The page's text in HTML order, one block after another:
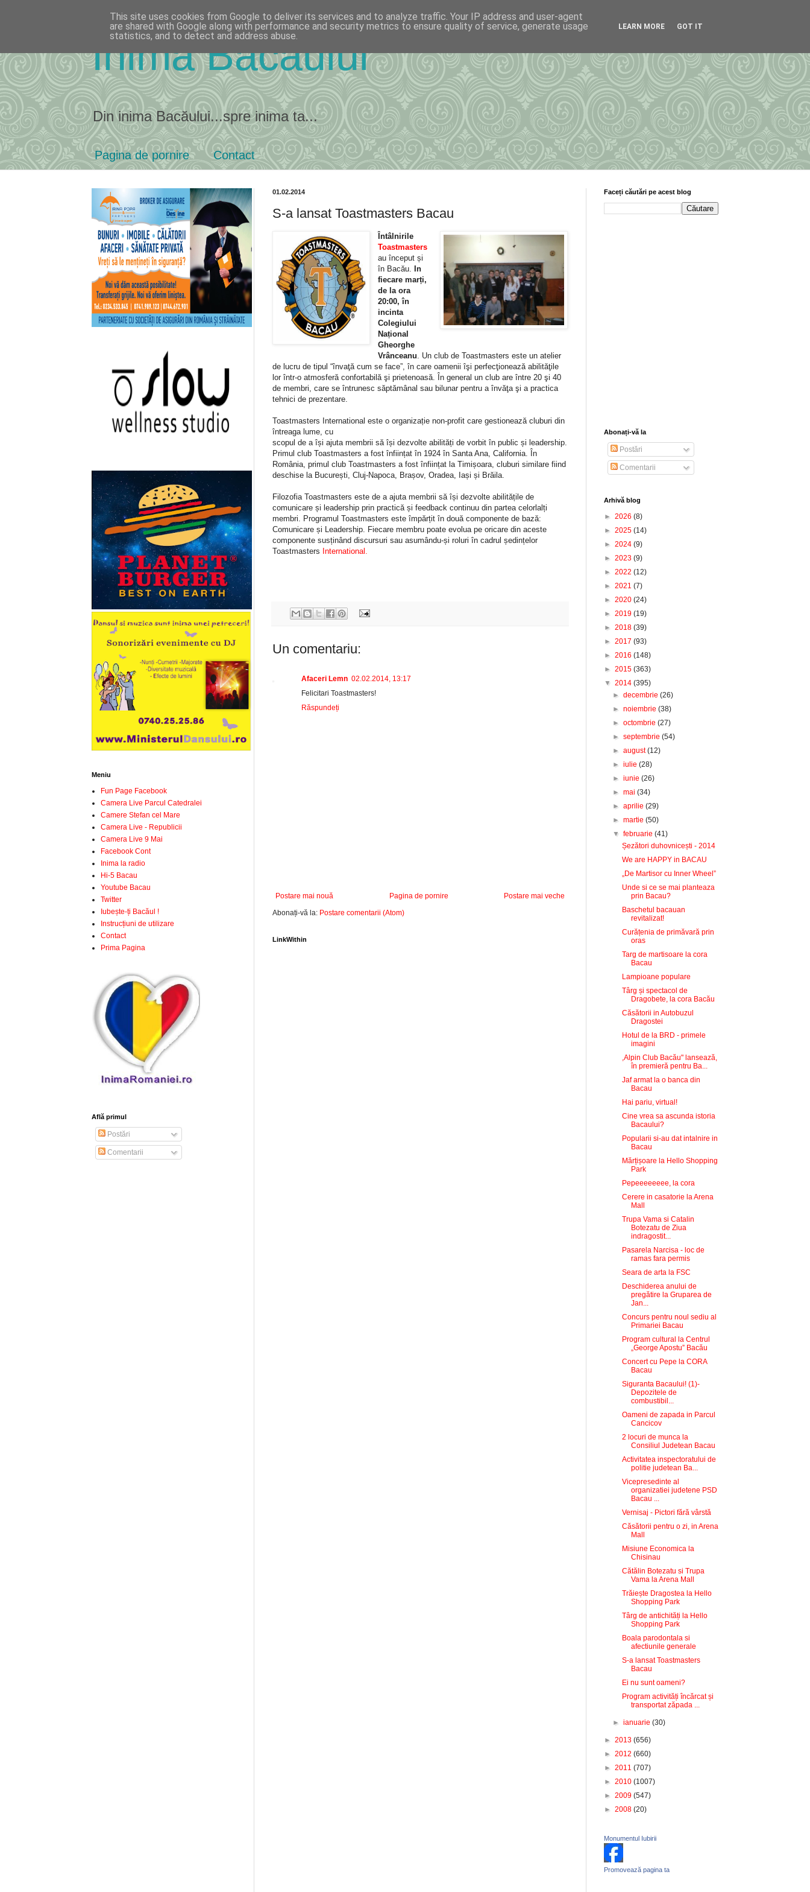
Inima Bacăului
Din inima Bacăului...spre inima ta...
Pagina de pornire Contact
01.02.2014
S-a lansat Toastmasters Bacau
Întâlnirile
Toastmasters
au început și
în Bacău.In
fiecare marți,
de la ora
20:00, în
incinta
Colegiului
Național
Gheorghe
Vrânceanu
Un club de Toastmasters este un atelier
de lucru de tipul “învaţă cum se face”, în care oamenii îşi perfecţionează abilităţile
lor într-o atmosferă confortabilă şi prietenoasă. În general un club are între 20 şi 40
de membri, care se întrunesc săptămânal sau bilunar pentru a învăţa şi a practica
tehnici de prezentare.
Toastmasters International este o organizație non-profit care gestionează cluburi din
întreaga lume, cu
scopul de a își ajuta membrii să își dezvolte abilități de vorbit în public și leadership.
Primul club Toastmasters a fost înființat în 1924 în Santa Ana, California. În
România, primul club Toastmasters a fost înființat la Timișoara, cluburi similare fiind
deschise la București, Cluj-Napoca, Brașov, Oradea, Iași și Brăila.
Filozofia Toastmasters este de a ajuta membrii să își dezvolte abilitățile de
comunicare și leadership prin practică și feedback continuu din partea celorlalți
membri. Programul Toastmasters este împărțit în două componente de bază:
Comunicare și Leadership. Fiecare membru poate evolua pe oricare din aceste
componente susținând discursuri sau asumându-și roluri în cadrul ședințelor
Toastmasters International.
Un comentariu:
Afaceri Lemn 02.02.2014, 13:17
Felicitari Toastmasters!
Răspundeți
Postare mai nouă Postare mai veche
Pagina de pornire
Abonați-vă la: Postare comentarii (Atom)
LinkWithin
Meniu
Fun Page Facebook
Camera Live Parcul Catedralei
Camere Stefan cel Mare
Camera Live - Republicii
Camera Live 9 Mai
Facebook Cont
Inima la radio
Hi-5 Bacau
Youtube Bacau
Twitter
Iubește-ți Bacăul !
Instrucțiuni de utilizare
Contact
Prima Pagina
Află primul
Postări
Comentarii
Faceți căutări pe acest blog
Abonați-vă la
Postări
Comentarii
Arhivă blog
► 2026 (8)
► 2025 (14)
► 2024 (9)
► 2023 (9)
► 2022 (12)
► 2021 (7)
► 2020 (24)
► 2019 (19)
► 2018 (39)
► 2017 (93)
► 2016 (148)
► 2015 (363)
▼ 2014 (395)
►decembrie(26)
►noiembrie(38)
►octombrie(27)
►septembrie(54)
►august(12)
►iulie(28)
►iunie(26)
►mai(34)
►aprilie(29)
►martie(50)
▼februarie(41)
Șezători duhovnicești - 2014
We are HAPPY in BACAU
„De Martisor cu Inner Wheel”
Unde si ce se mai planteaza
prin Bacau?
Baschetul bacauan
revitalizat!
Curățenia de primăvară prin
oras
Targ de martisoare la cora
Bacau
Lampioane populare
Târg și spectacol de
Dragobete, la cora Bacău
Căsătorii in Autobuzul
Dragostei
Hotul de la BRD - primele
imagini
,Alpin Club Bacău" lansează,
în premieră pentru Ba...
Jaf armat la o banca din
Bacau
Hai pariu, virtual!
Cine vrea sa ascunda istoria
Bacaului?
Popularii si-au dat intalnire in
Bacau
Mărțișoare la Hello Shopping
Park
Pepeeeeeeee, la cora
Cerere in casatorie la Arena
Mall
Trupa Vama si Catalin
Botezatu de Ziua
indragostit...
Pasarela Narcisa - loc de
ramas fara permis
Seara de arta la FSC
Deschiderea anului de
pregătire la Gruparea de
Jan...
Concurs pentru noul sediu al
Primariei Bacau
Program cultural la Centrul
„George Apostu” Bacău
Concert cu Pepe la CORA
Bacau
Siguranta Bacaului! (1)-
Depozitele de
combustibil...
Oameni de zapada in Parcul
Cancicov
2 locuri de munca la
Consiliul Judetean Bacau
Activitatea inspectoratului de
politie judetean Ba...
Vicepresedinte al
organizatiei judetene PSD
Bacau ...
Vernisaj - Pictori fără vârstă
Căsătorii pentru o zi, in Arena
Mall
Misiune Economica la
Chisinau
Cătălin Botezatu si Trupa
Vama la Arena Mall
Trăiește Dragostea la Hello
Shopping Park
Târg de antichități la Hello
Shopping Park
Boala parodontala si
afectiunile generale
S-a lansat Toastmasters
Bacau
Ei nu sunt oameni?
Program activități încărcat și
transportat zăpada ...
►ianuarie(30)
► 2013 (656)
► 2012 (660)
► 2011 (707)
► 2010 (1007)
► 2009 (547)
► 2008 (20)
Monumentul Iubirii
Promovează pagina ta
This site uses cookies from Google to deliver its services and to analyze traffic. Your IP address and user-agent
are shared with Google along with performance and security metrics to ensure quality of service, generate usage
statistics, and to detect and address abuse.
LEARN MORE GOT IT